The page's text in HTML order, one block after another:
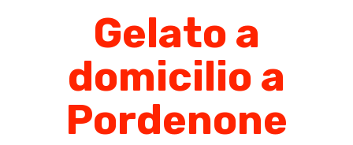
Gelato a
domicilio a
Pordenone